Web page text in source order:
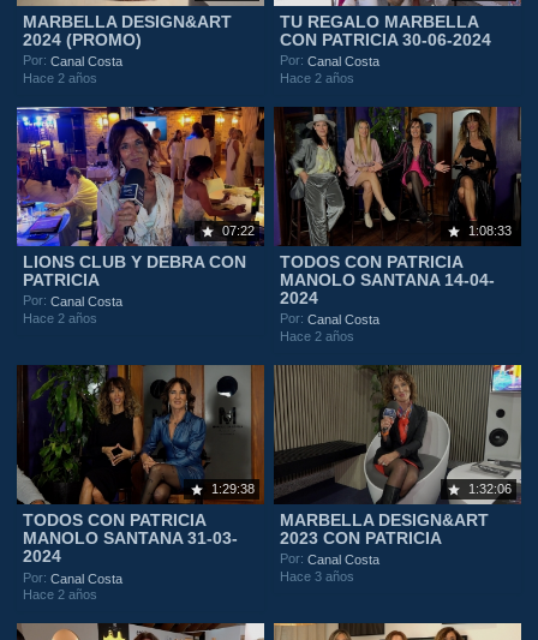
MARBELLA DESIGN&ART
2024 (PROMO)
Por:Canal Costa
Hace 2 años
TU REGALO MARBELLA
CON PATRICIA 30-06-2024
Por:Canal Costa
Hace 2 años
07:22
LIONS CLUB Y DEBRA CON
PATRICIA
Por:Canal Costa
Hace 2 años
1:08:33
TODOS CON PATRICIA
MANOLO SANTANA 14-04-
2024
Por:Canal Costa
Hace 2 años
1:29:38
TODOS CON PATRICIA
MANOLO SANTANA 31-03-
2024
Por:Canal Costa
Hace 2 años
1:32:06
MARBELLA DESIGN&ART
2023 CON PATRICIA
Por:Canal Costa
Hace 3 años